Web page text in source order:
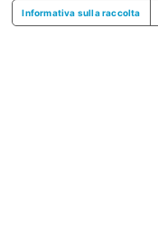
Informativa sulla raccolta